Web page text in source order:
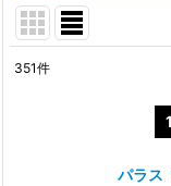
351件
1
パラス